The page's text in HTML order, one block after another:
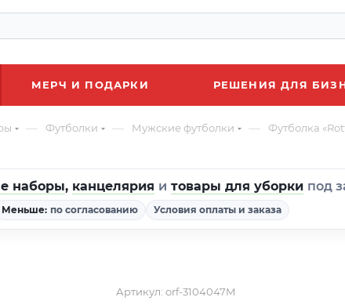
МЕРЧ И ПОДАРКИ РЕШЕНИЯ ДЛЯ
— Футболки — Мужские футболки — Футболка
наборы, канцелярия и товары для уборки под
Меньше: по согласованию Условия оплаты и заказа
Артикул: orf-3104047M